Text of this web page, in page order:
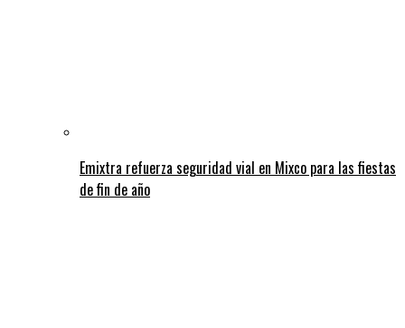
Emixtra refuerza seguridad vial en Mixco para las fiestas
de fin de año